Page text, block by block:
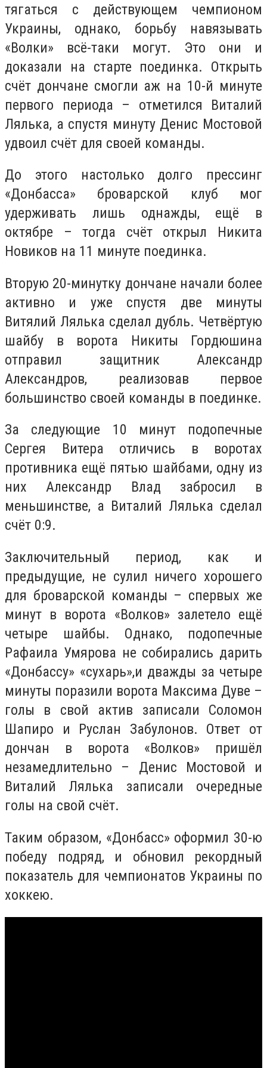
тягаться с действующем чемпионом
Украины, однако, борьбу навязывать
«Волки» всё-таки могут. Это они и
доказали на старте поединка. Открыть
счёт дончане смогли аж на 10-й минуте
первого периода – отметился Виталий
Лялька, а спустя минуту Денис Мостовой
удвоил счёт для своей команды.
До этого настолько долго прессинг
«Донбасса» броварской клуб мог
удерживать лишь однажды, ещё в
октябре – тогда счёт открыл Никита
Новиков на 11 минуте поединка.
Вторую 20-минутку дончане начали более
активно и уже спустя две минуты
Витялий Лялька сделал дубль. Четвёртую
шайбу в ворота Никиты Гордюшина
отправил защитник Александр
Александров, реализовав первое
большинство своей команды в поединке.
За следующие 10 минут подопечные
Сергея Витера отличись в воротах
противника ещё пятью шайбами, одну из
них Александр Влад забросил в
меньшинстве, а Виталий Лялька сделал
счёт 0:9.
Заключительный период, как и
предыдущие, не сулил ничего хорошего
для броварской команды – спервых же
минут в ворота «Волков» залетело ещё
четыре шайбы. Однако, подопечные
Рафаила Умярова не собирались дарить
«Донбассу» «сухарь»,и дважды за четыре
минуты поразили ворота Максима Дуве –
голы в свой актив записали Соломон
Шапиро и Руслан Забулонов. Ответ от
дончан в ворота «Волков» пришёл
незамедлительно – Денис Мостовой и
Виталий Лялька записали очередные
голы на свой счёт.
Таким образом, «Донбасс» оформил 30-ю
победу подряд, и обновил рекордный
показатель для чемпионатов Украины по
хоккею.